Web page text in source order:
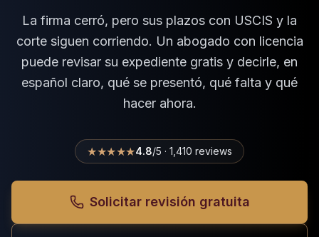
La firma cerró, pero sus plazos con USCIS y la
corte siguen corriendo. Un abogado con licencia
puede revisar su expediente gratis y decirle, en
español claro, qué se presentó, qué falta y qué
hacer ahora.
★★★★★4.8/5 · 1,410 reviews
Solicitar revisión gratuita